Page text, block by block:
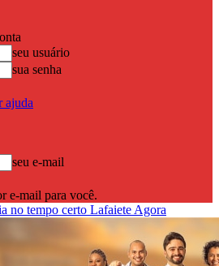
seu usuário
sua senha
ajuda
seu e-mail
e-mail para você.
Lafaiete Agora